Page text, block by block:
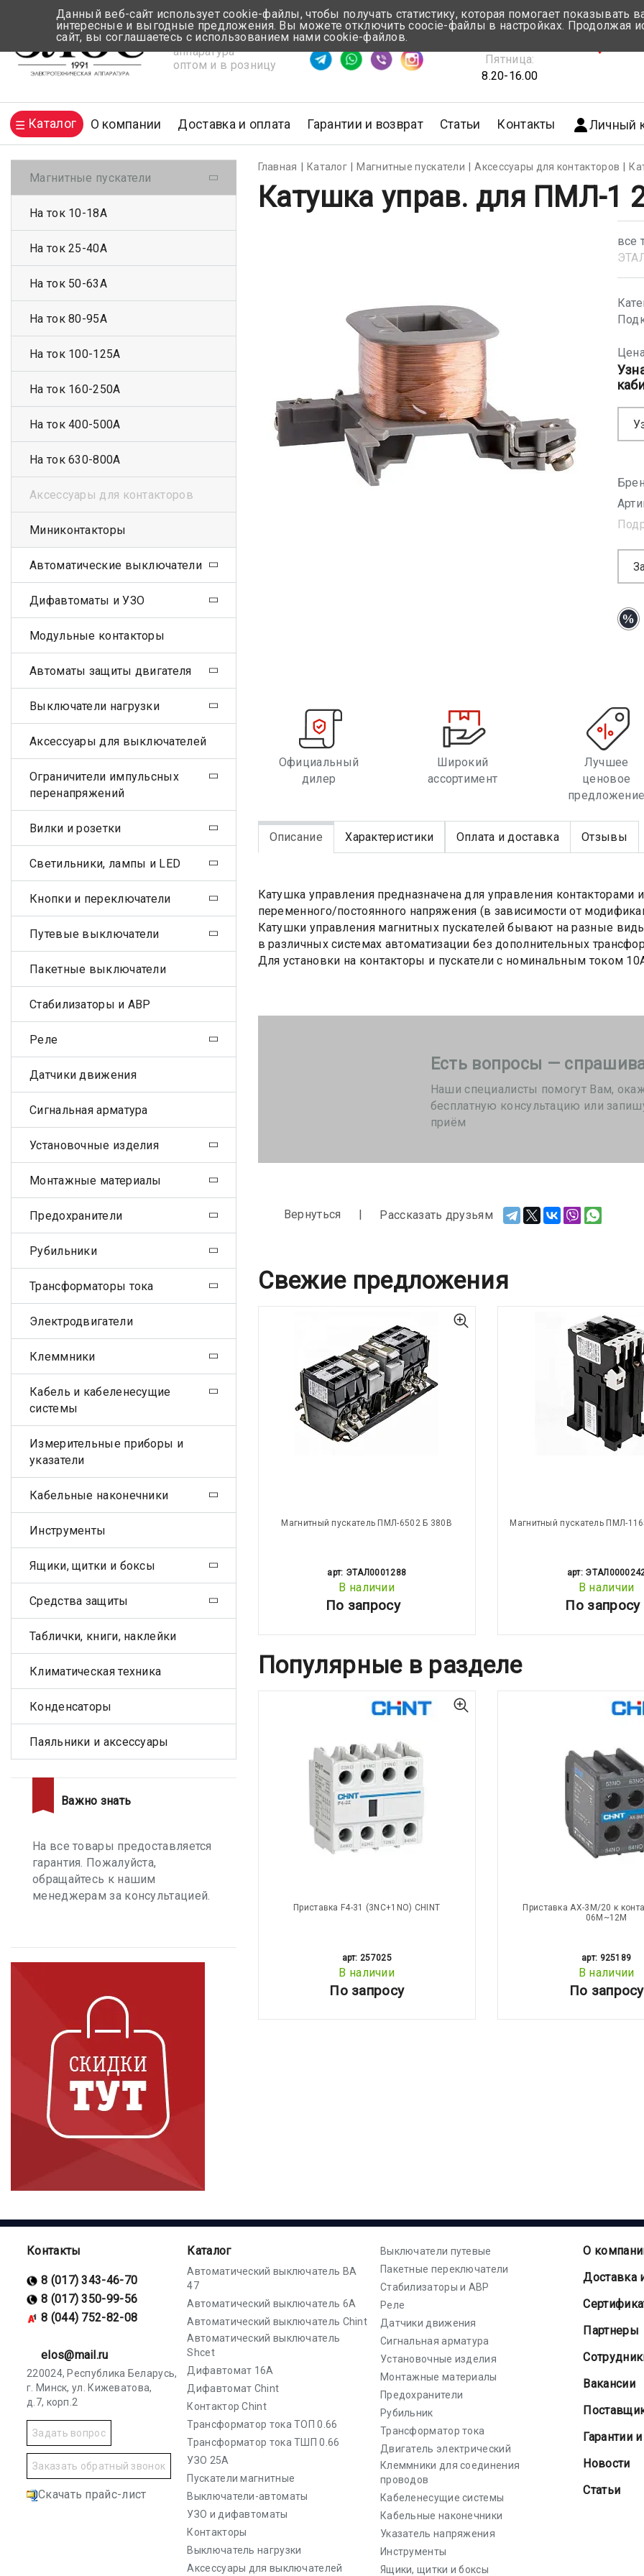
Электротехническая
аппаратура
оптом и в розницу
Время ответа ≈ 5 мин
Понедельник-Четверг:
Пятница:
8.20-16.00
Каталог О компании Доставка и оплата Гарантии и возврат Статьи Контакты Личный
Главная Каталог Магнитные пускатели Аксессуары для контакторов
Катушка управ. для ПМЛ-1
все
Официальный
дилер
Широкий
ассортимент
Лучшее
ценовое
предложение
Описание Характеристики Оплата и доставка Отзывы
Катушка управления предназначена для управления
переменного/постоянного напряжения (в зависимости от
Катушки управления магнитных пускателей бывают на разные
в различных системах автоматизации без дополнительных
Для установки на контакторы и пускатели с номинальным током
Есть вопросы —
Наши специалисты помогут Вам,
бесплатную консультацию или
приём
Вернуться Рассказать друзьям
Свежие предложения
Магнитный пускатель ПМЛ-6502 Б 380В
арт: ЭТАЛ0001288
В наличии
По запросу
Магнитный пускатель ПМЛ-
арт:
В наличии
По запросу
Популярные в разделе
Приставка F4-31 (3NC+1NO) CHINT
арт: 257025
В наличии
По запросу
Приставка AX-3M/20 к
06M~12M
арт: 925189
В наличии
По запросу
Магнитные пускатели
На ток 10-18А
На ток 25-40А
На ток 50-63А
На ток 80-95А
На ток 100-125А
На ток 160-250А
На ток 400-500А
На ток 630-800А
Аксессуары для контакторов
Миниконтакторы
Автоматические выключатели
Дифавтоматы и УЗО
Модульные контакторы
Автоматы защиты двигателя
Выключатели нагрузки
Аксессуары для выключателей
Ограничители импульсных
перенапряжений
Вилки и розетки
Светильники, лампы и LED
Кнопки и переключатели
Путевые выключатели
Пакетные выключатели
Стабилизаторы и АВР
Реле
Датчики движения
Сигнальная арматура
Установочные изделия
Монтажные материалы
Предохранители
Рубильники
Трансформаторы тока
Электродвигатели
Клеммники
Кабель и кабеленесущие
системы
Измерительные приборы и
указатели
Кабельные наконечники
Инструменты
Ящики, щитки и боксы
Средства защиты
Таблички, книги, наклейки
Климатическая техника
Конденсаторы
Паяльники и аксессуары
Важно знать
На все товары предоставляется
гарантия. Пожалуйста,
обращайтесь к нашим
менеджерам за консультацией.
Контакты
8 (017) 343-46-70
8 (017) 350-99-56
8 (044) 752-82-08
elos@mail.ru
220024, Республика Беларусь,
г. Минск, ул. Кижеватова,
д.7, корп.2
Задать вопрос
Заказать обратный звонок
Скачать прайс-лист
Каталог
Автоматический выключатель ВА
47
Автоматический выключатель 6А
Автоматический выключатель Chint
Автоматический выключатель
Shcet
Дифавтомат 16А
Дифавтомат Chint
Контактор Chint
Трансформатор тока ТОП 0.66
Трансформатор тока ТШП 0.66
УЗО 25А
Пускатели магнитные
Выключатели-автоматы
УЗО и дифавтоматы
Контакторы
Выключатель нагрузки
Аксессуары для выключателей
Выключатели путевые
Пакетные переключатели
Стабилизаторы и АВР
Реле
Датчики движения
Сигнальная арматура
Установочные изделия
Монтажные материалы
Предохранители
Рубильник
Трансформатор тока
Двигатель электрический
Клеммники для соединения
проводов
Кабеленесущие системы
Кабельные наконечники
Указатель напряжения
Инструменты
Ящики, щитки и боксы
О
Доставка
Партнеры
Вакансии
Гарантии
Новости
Статьи
Данный веб-сайт использует cookie-файлы, чтобы получать статистику, которая помогает показывать
интересные и выгодные предложения. Вы можете отключить coocie-файлы в настройках. Продолжая
сайт, вы соглашаетесь с использованием нами cookie-файлов.